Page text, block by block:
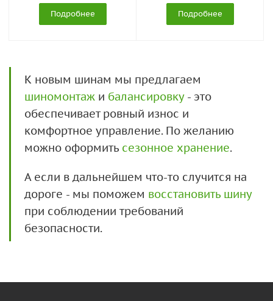
Подробнее Подробнее
К новым шинам мы предлагаем
шиномонтаж и балансировку- это
обеспечивает ровный износ и
комфортное управление. По желанию
можно оформить сезонное хранение.
А если в дальнейшем что-то случится на
дороге - мы поможем восстановить шину
при соблюдении требований
безопасности.